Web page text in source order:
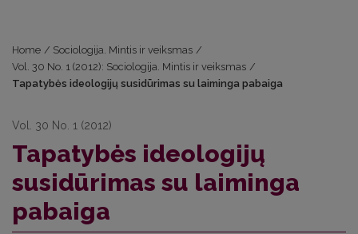
Home / Sociologija. Mintis ir veiksmas /
Vol. 30 No. 1 (2012): Sociologija. Mintis ir veiksmas /
Tapatybės ideologijų susidūrimas su laiminga pabaiga
Vol. 30 No. 1 (2012)
Tapatybės ideologijų
susidūrimas su laiminga
pabaiga